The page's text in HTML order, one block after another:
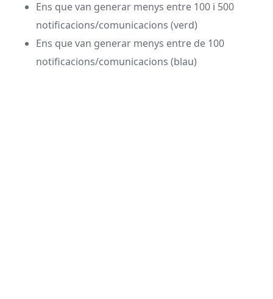
Ens que van generar menys entre 100 i 500
notificacions/comunicacions (verd)
Ens que van generar menys entre de 100
notificacions/comunicacions (blau)